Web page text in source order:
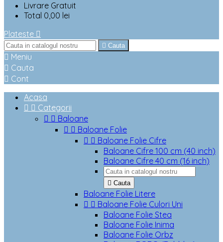
Livrare Gratuit
Total 0,00 lei
Plateste 
 Cauta
 Meniu
 Cauta
 Cont
Acasa
  Categorii
  Baloane
  Baloane Folie
  Baloane Folie Cifre
Baloane Cifre 100 cm (40 inch)
Baloane Cifre 40 cm (16 inch)
 Cauta
Baloane Folie Litere
  Baloane Folie Culori Uni
Baloane Folie Stea
Baloane Folie Inima
Baloane Folie Orbz